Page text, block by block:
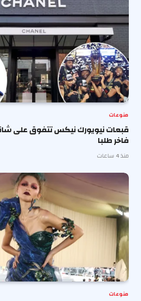
منوعات
قبعات نيويورك نيكس تتفوق على
فاخر طلبا
منذ 4 ساعات
منوعات